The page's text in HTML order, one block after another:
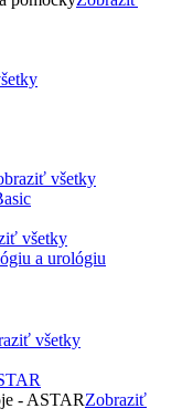
všetky
všetky
všetky
- ASTARZobraziť